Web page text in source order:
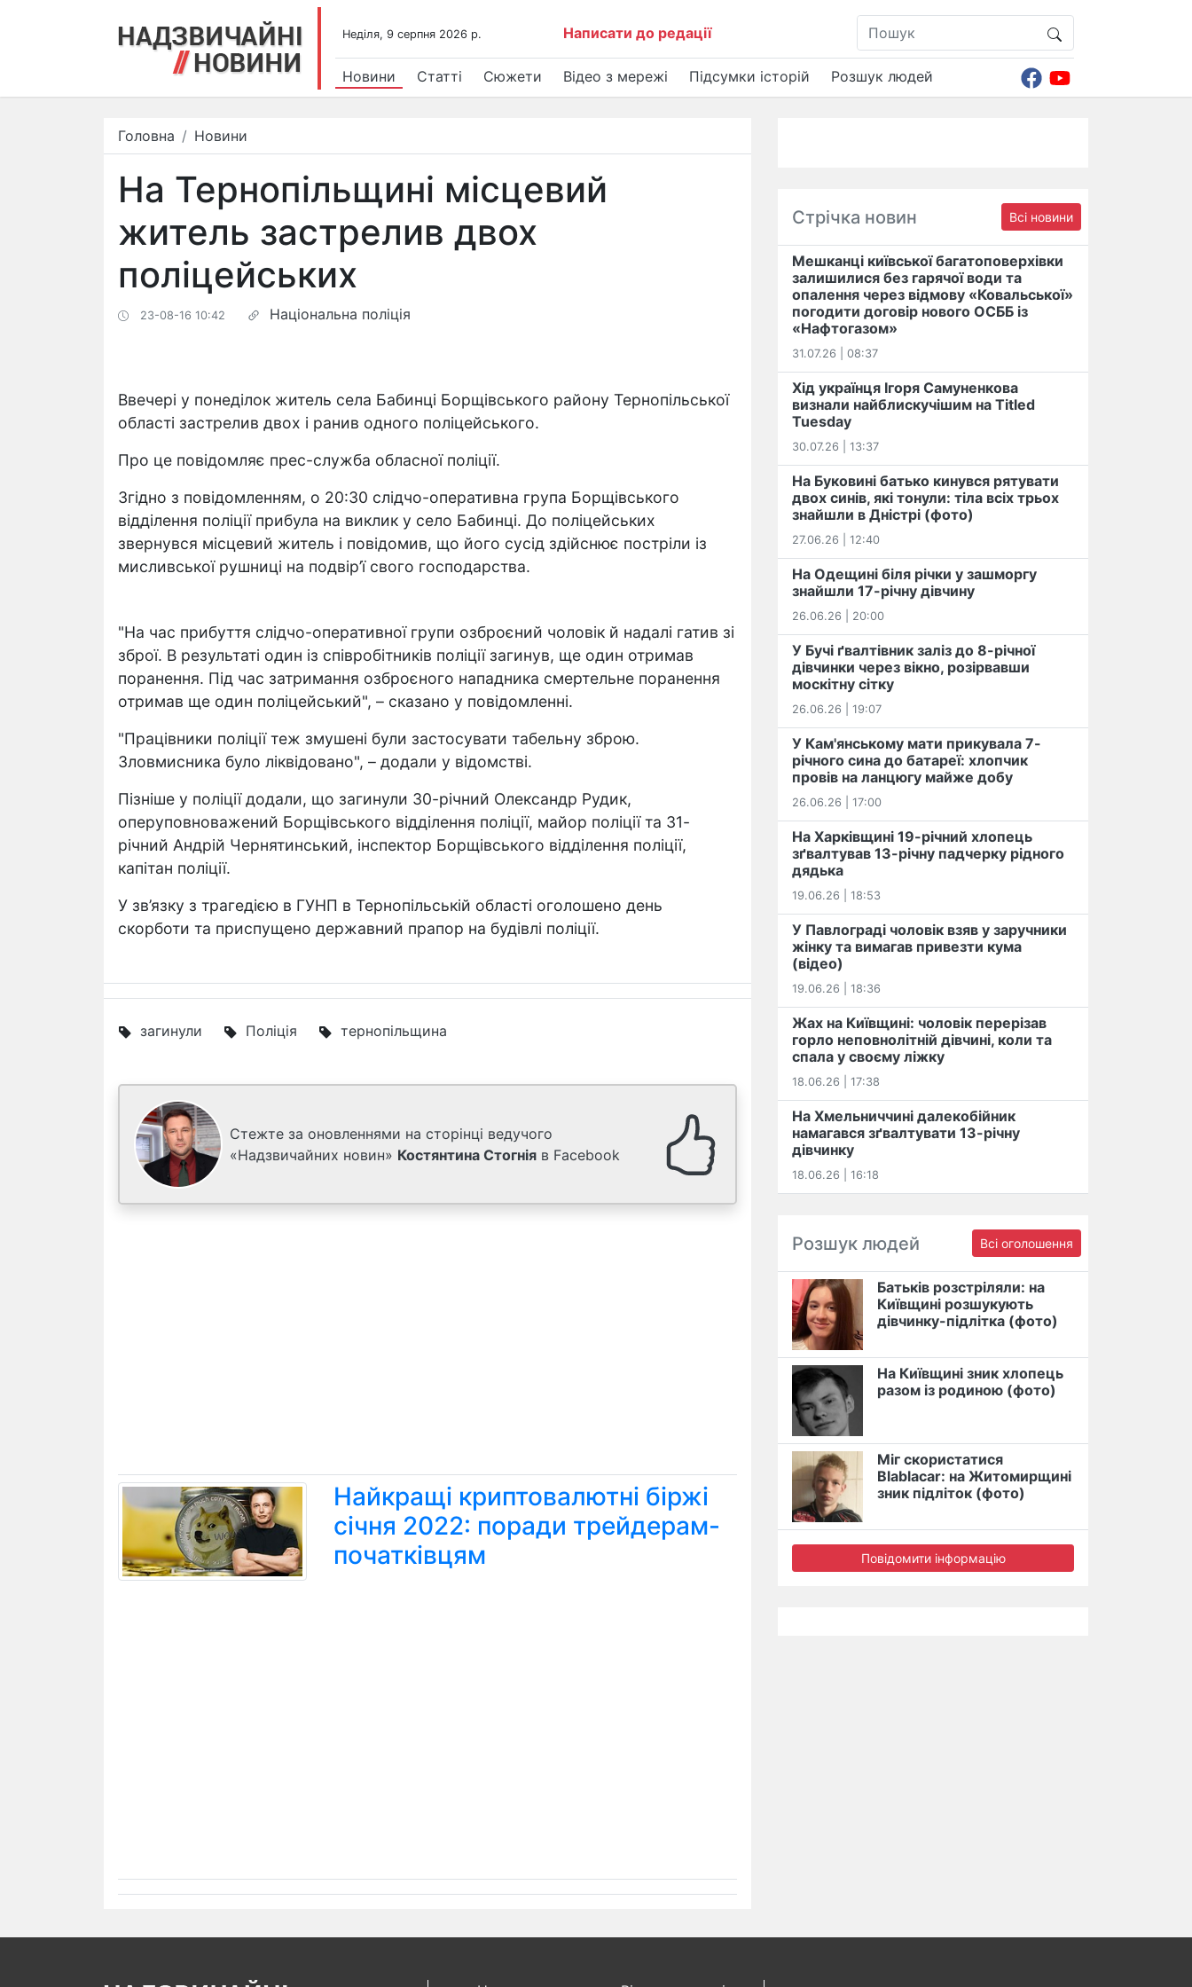
Недiля, 9 серпня 2026 р. Написати до редації
Новини Статті Сюжети Відео з мережі Підсумки історій Розшук людей
Головна Новини
На Тернопільщині місцевий
житель застрелив двох
поліцейських
23-08-16 10:42 Національна поліція
Ввечері у понеділок житель села Бабинці Борщівського району Тернопільської
області застрелив двох і ранив одного поліцейського.
Про це повідомляє прес-служба обласної поліції.
Згідно з повідомленням, о 20:30 слідчо-оперативна група Борщівського
відділення поліції прибула на виклик у село Бабинці. До поліцейських
звернувся місцевий житель і повідомив, що його сусід здійснює постріли із
мисливської рушниці на подвір’ї свого господарства.
"На час прибуття слідчо-оперативної групи озброєний чоловік й надалі гатив зі
зброї. В результаті один із співробітників поліції загинув, ще один отримав
поранення. Під час затримання озброєного нападника смертельне поранення
отримав ще один поліцейський", – сказано у повідомленні.
"Працівники поліції теж змушені були застосувати табельну зброю.
Зловмисника було ліквідовано", – додали у відомстві.
Пізніше у поліції додали, що загинули 30-річний Олександр Рудик,
оперуповноважений Борщівського відділення поліції, майор поліції та 31-
річний Андрій Чернятинський, інспектор Борщівського відділення поліції,
капітан поліції.
У зв’язку з трагедією в ГУНП в Тернопільській області оголошено день
скорботи та приспущено державний прапор на будівлі поліції.
загинули Поліція тернопільщина
Стежте за оновленнями на сторінці ведучого
«Надзвичайних новин» Костянтина Стогнія в Facebook
Найкращі криптовалютні біржі
січня 2022: поради трейдерам-
початківцям
Стрічка новин Всі новини
Мешканці київської багатоповерхівки
залишилися без гарячої води та
опалення через відмову «Ковальської»
погодити договір нового ОСББ із
«Нафтогазом»
31.07.26 | 08:37
Хід українця Ігоря Самуненкова
визнали найблискучішим на Titled
Tuesday
30.07.26 | 13:37
На Буковині батько кинувся рятувати
двох синів, які тонули: тіла всіх трьох
знайшли в Дністрі (фото)
27.06.26 | 12:40
На Одещині біля річки у зашморгу
знайшли 17-річну дівчину
26.06.26 | 20:00
У Бучі ґвалтівник заліз до 8-річної
дівчинки через вікно, розірвавши
москітну сітку
26.06.26 | 19:07
У Кам'янському мати прикувала 7-
річного сина до батареї: хлопчик
провів на ланцюгу майже добу
26.06.26 | 17:00
На Харківщині 19-річний хлопець​
️зґвалтував 13-річну падчерку рідного
дядька
19.06.26 | 18:53
У Павлограді чоловік взяв у заручники
жінку та вимагав привезти кума
(відео)
19.06.26 | 18:36
Жах на Київщині: чоловік перерізав
горло неповнолітній дівчині, коли та
спала у своєму ліжку
18.06.26 | 17:38
На Хмельниччині далекобійник
намагався зґвалтувати 13-річну
дівчинку
18.06.26 | 16:18
Розшук людей Всі оголошення
Батьків розстріляли: на
Київщині розшукують
дівчинку-підлітка (фото)
На Київщині зник хлопець
разом із родиною (фото)
Міг скористатися
Blablacar: на Житомирщині
зник підліток (фото)
Повідомити інформацію